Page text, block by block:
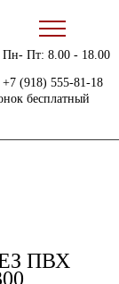
Пн- Пт: 8.00 - 18.00
+7 (918) 555-81-18
бесплатный
ПВХ